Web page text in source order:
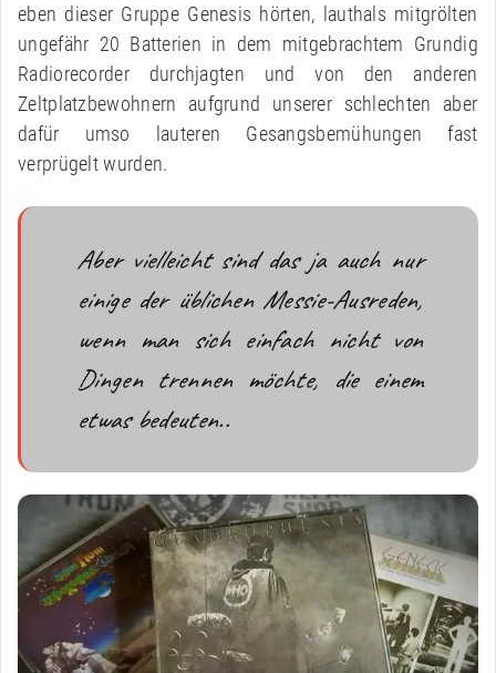
eben dieser Gruppe Genesis hörten, lauthals mitgrölten
ungefähr 20 Batterien in dem mitgebrachtem Grundig
Radiorecorder durchjagten und von den anderen
Zeltplatzbewohnern aufgrund unserer schlechten aber
dafür umso lauteren Gesangsbemühungen fast
verprügelt wurden.
Aber vielleicht sind das ja auch nur
einige der üblichen Messie-Ausreden,
wenn man sich einfach nicht von
Dingen trennen möchte, die einem
etwas bedeuten..